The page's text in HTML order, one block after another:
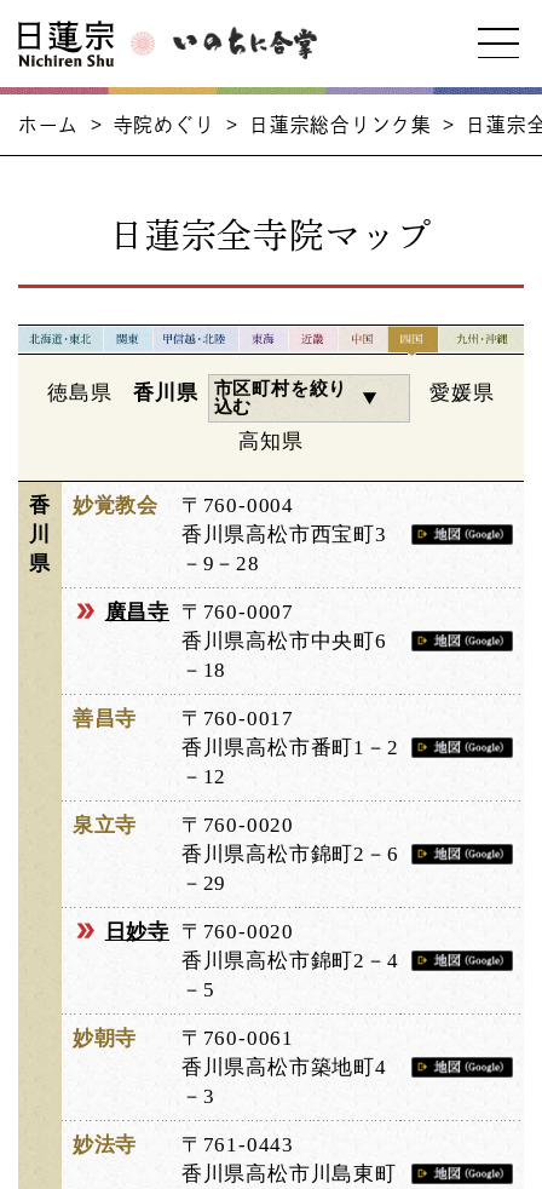
ホーム > 寺院めぐり > 日蓮宗総合リンク集 > 日蓮宗
日蓮宗全寺院マップ
徳島県 香川県
市区町村を絞り
込む
愛媛県
高知県
香
川
県
妙覚教会
〒760-0004
香川県高松市西宝町3
－9－28
廣昌寺
〒760-0007
香川県高松市中央町6
－18
善昌寺
〒760-0017
香川県高松市番町1－2
－12
泉立寺
〒760-0020
香川県高松市錦町2－6
－29
日妙寺
〒760-0020
香川県高松市錦町2－4
－5
妙朝寺
〒760-0061
香川県高松市築地町4
－3
妙法寺
〒761-0443
香川県高松市川島東町